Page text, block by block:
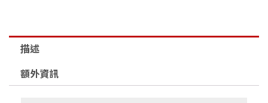
描述
額外資訊